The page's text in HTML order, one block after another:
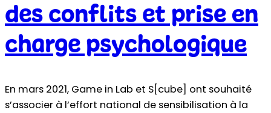
des conflits et prise en
charge psychologique
En mars 2021, Game in Lab et S[cube] ont souhaité
s’associer à l’effort national de sensibilisation à la